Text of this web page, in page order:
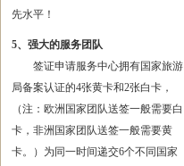
先水平！
5、强大的服务团队
签证申请服务中心拥有国家旅游
局备案认证的4张黄卡和2张白卡，
（注：欧洲国家团队送签一般需要白
卡，非洲国家团队送签一般需要黄
卡。）为同一时间递交6个不同国家